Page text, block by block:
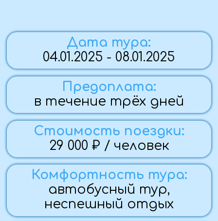
Группа закрыта
+7 (988) 952-14-03
По вопросам бронирования:
Наталия
Похожие туры
Стоимость
Памятка
Фото с тура
Программа тура
Программа тура:
1 ДЕНЬ (04.01.25)